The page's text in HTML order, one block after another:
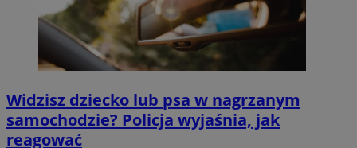
Widzisz dziecko lub psa w nagrzanym
samochodzie? Policja wyjaśnia, jak
reagować